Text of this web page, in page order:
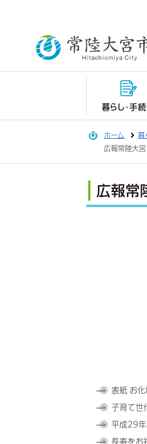
暮らし・手
ホーム 暮
広報常陸大
広報常
表紙 お
子育て世
平成29
長寿をお